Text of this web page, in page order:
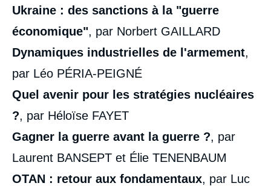
Ukraine : des sanctions à la "guerre
économique", par Norbert GAILLARD
Dynamiques industrielles de l'armement,
par Léo PÉRIA-PEIGNÉ
Quel avenir pour les stratégies nucléaires
?, par Héloïse FAYET
Gagner la guerre avant la guerre ?, par
Laurent BANSEPT et Élie TENENBAUM
OTAN : retour aux fondamentaux, par Luc